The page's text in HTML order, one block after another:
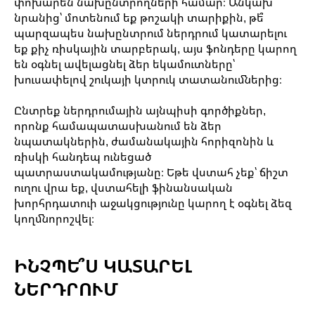
նրանից՝ մոտենում եք թոշակի տարիքին, թե՞
պարզապես նախընտրում ներդրում կատարելու
եք քիչ ռիսկային տարբերակ, այս ֆոնդերը կարող
են օգնել ավելացնել ձեր եկամուտները՝
խուսափելով շուկայի կտրուկ տատանումներից։
Ընտրեք ներդրումային այնպիսի գործիքներ,
որոնք համապատասխանում են ձեր
նպատակներին, ժամանակային հորիզոնին և
ռիսկի հանդեպ ունեցած
պատրաստակամությանը։ Եթե վստահ չեք՝ ճիշտ
ուղու վրա եք, վստահելի ֆինանսական
խորհրդատուի աջակցությունը կարող է օգնել ձեզ
կողմնորոշվել։
ԻՆՉՊԵ՞Ս ԿԱՏԱՐԵԼ
ՆԵՐԴՐՈՒՄ